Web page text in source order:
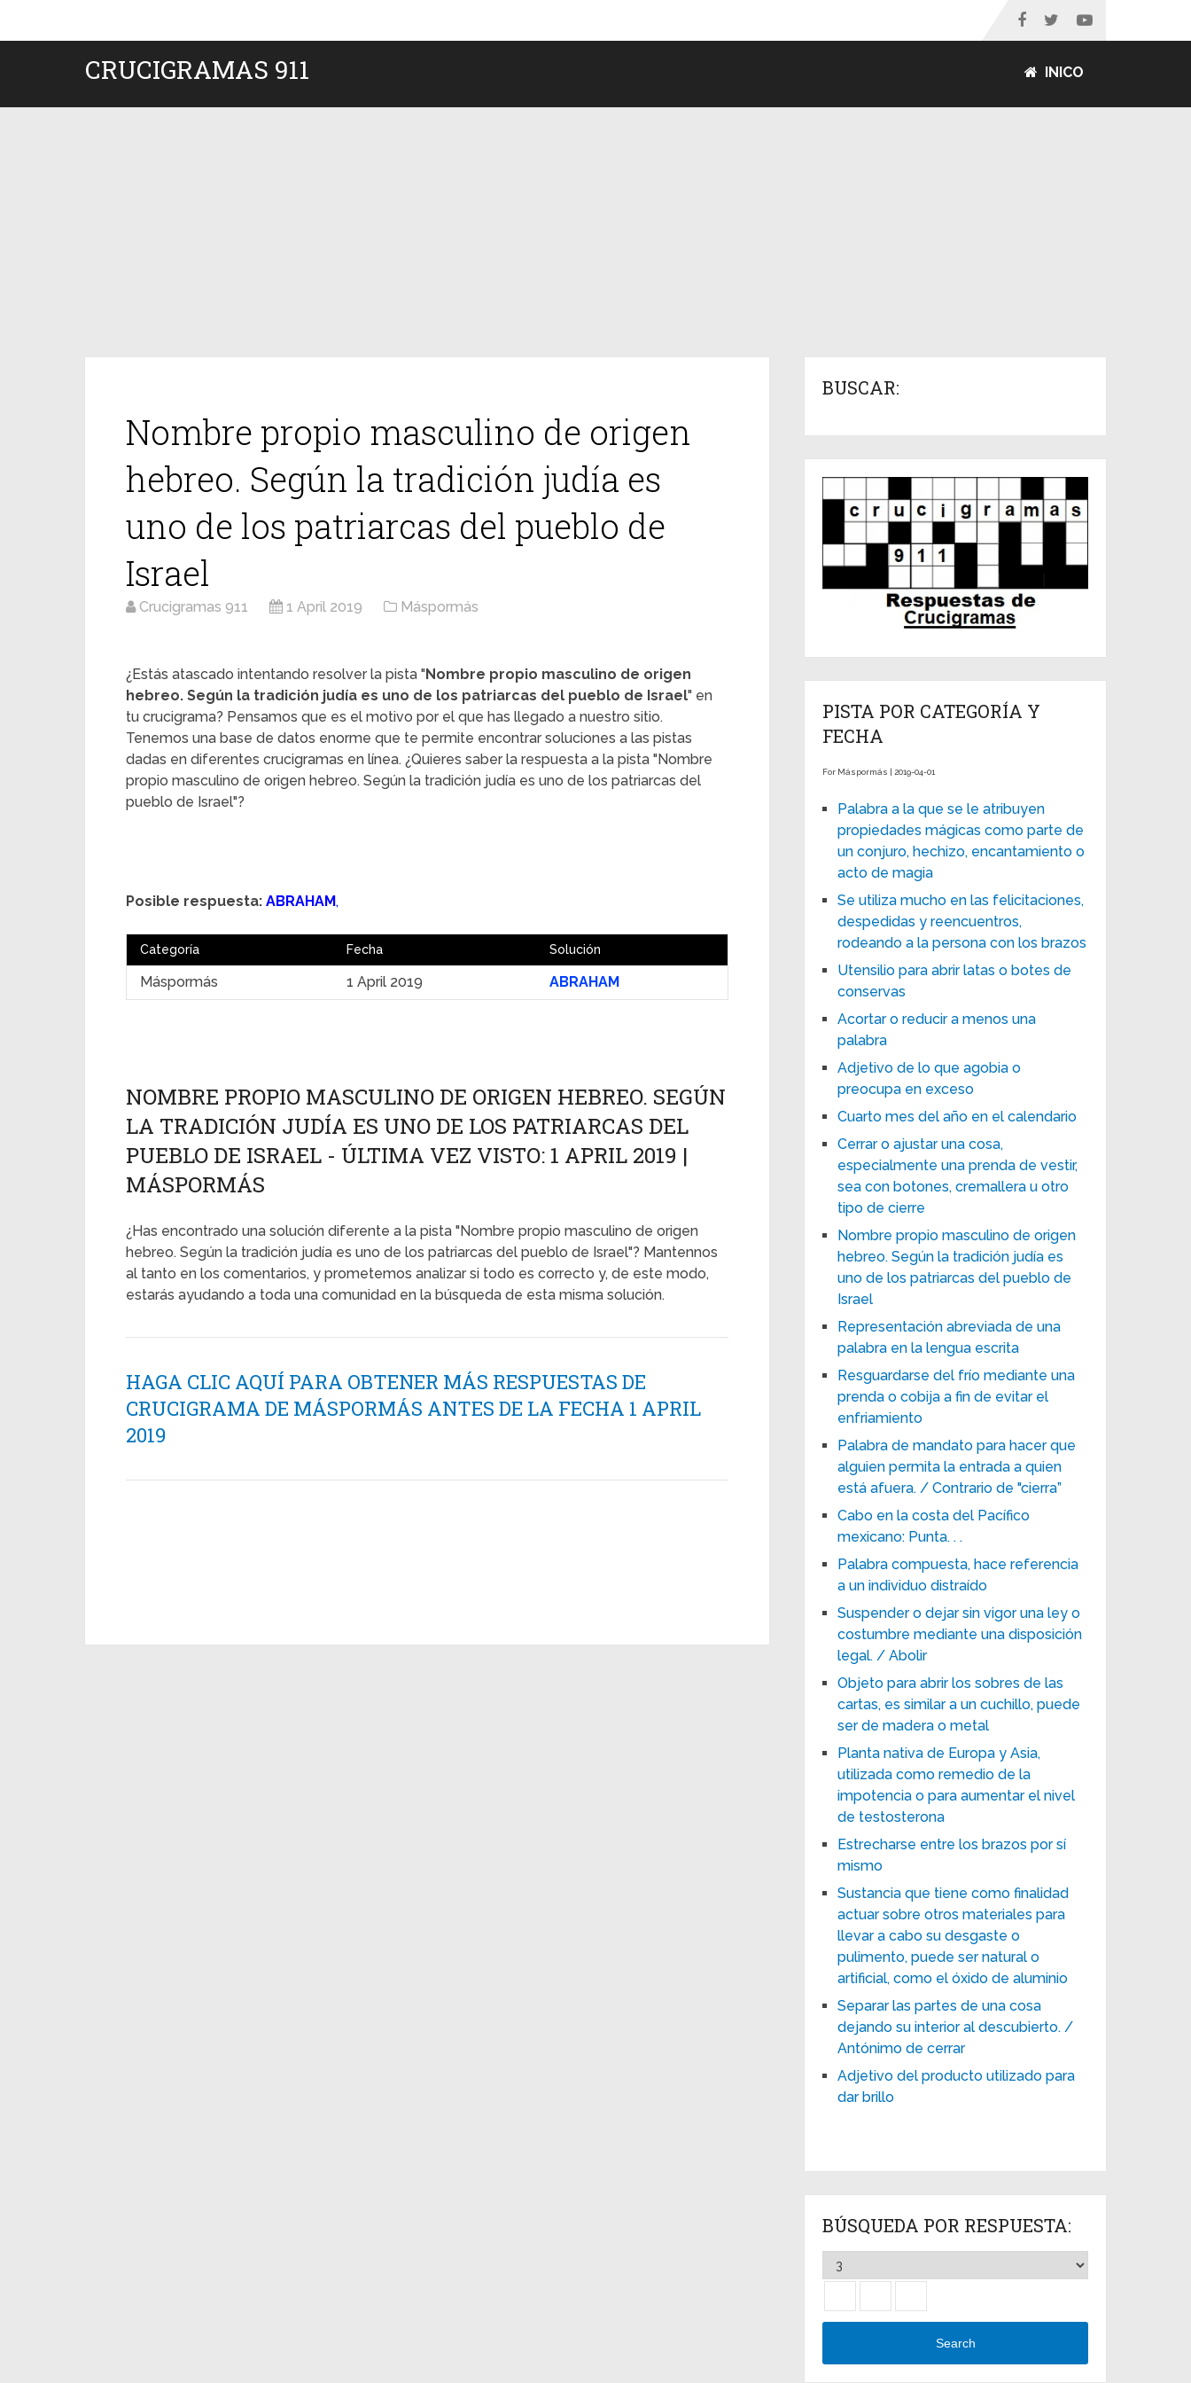
CRUCIGRAMAS 911 INICO
Nombre propio masculino de origen
hebreo. Según la tradición judía es
uno de los patriarcas del pueblo de
Israel
Crucigramas 911 1 April 2019 Máspormás
¿Estás atascado intentando resolver la pista "Nombre propio masculino de origen
hebreo. Según la tradición judía es uno de los patriarcas del pueblo de Israel" en
tu crucigrama? Pensamos que es el motivo por el que has llegado a nuestro sitio.
Tenemos una base de datos enorme que te permite encontrar soluciones a las pistas
dadas en diferentes crucigramas en línea. ¿Quieres saber la respuesta a la pista "Nombre
propio masculino de origen hebreo. Según la tradición judía es uno de los patriarcas del
pueblo de Israel"?
Posible respuesta: ABRAHAM,
Categoría Fecha Solución
Máspormás 1 April 2019 ABRAHAM
NOMBRE PROPIO MASCULINO DE ORIGEN HEBREO. SEGÚN
LA TRADICIÓN JUDÍA ES UNO DE LOS PATRIARCAS DEL
PUEBLO DE ISRAEL - ÚLTIMA VEZ VISTO: 1 APRIL 2019 |
MÁSPORMÁS
¿Has encontrado una solución diferente a la pista "Nombre propio masculino de origen
hebreo. Según la tradición judía es uno de los patriarcas del pueblo de Israel"? Mantennos
al tanto en los comentarios, y prometemos analizar si todo es correcto y, de este modo,
estarás ayudando a toda una comunidad en la búsqueda de esta misma solución.
HAGA CLIC AQUÍ PARA OBTENER MÁS RESPUESTAS DE
CRUCIGRAMA DE MÁSPORMÁS ANTES DE LA FECHA 1 APRIL
2019
BUSCAR:
PISTA POR CATEGORÍA Y
FECHA
For Máspormás | 2019-04-01
Palabra a la que se le atribuyen
propiedades mágicas como parte de
un conjuro, hechizo, encantamiento o
acto de magia
Se utiliza mucho en las felicitaciones,
despedidas y reencuentros,
rodeando a la persona con los brazos
Utensilio para abrir latas o botes de
conservas
Acortar o reducir a menos una
palabra
Adjetivo de lo que agobia o
preocupa en exceso
Cuarto mes del año en el calendario
Cerrar o ajustar una cosa,
especialmente una prenda de vestir,
sea con botones, cremallera u otro
tipo de cierre
Nombre propio masculino de origen
hebreo. Según la tradición judía es
uno de los patriarcas del pueblo de
Israel
Representación abreviada de una
palabra en la lengua escrita
Resguardarse del frío mediante una
prenda o cobija a fin de evitar el
enfriamiento
Palabra de mandato para hacer que
alguien permita la entrada a quien
está afuera. / Contrario de "cierra”
Cabo en la costa del Pacífico
mexicano: Punta. . .
Palabra compuesta, hace referencia
a un individuo distraído
Suspender o dejar sin vigor una ley o
costumbre mediante una disposición
legal. / Abolir
Objeto para abrir los sobres de las
cartas, es similar a un cuchillo, puede
ser de madera o metal
Planta nativa de Europa y Asia,
utilizada como remedio de la
impotencia o para aumentar el nivel
de testosterona
Estrecharse entre los brazos por sí
mismo
Sustancia que tiene como finalidad
actuar sobre otros materiales para
llevar a cabo su desgaste o
pulimento, puede ser natural o
artificial, como el óxido de aluminio
Separar las partes de una cosa
dejando su interior al descubierto. /
Antónimo de cerrar
Adjetivo del producto utilizado para
dar brillo
BÚSQUEDA POR RESPUESTA:
Search